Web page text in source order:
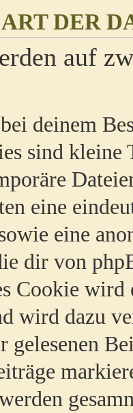
DER
auf
deinem
sind kleine
eine
eine
dir von
Cookie wird
wird dazu
gelesenen